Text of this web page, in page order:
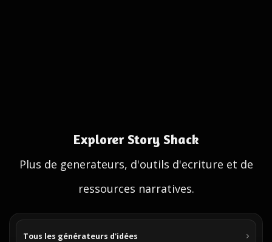
Explorer Story Shack
Plus de generateurs, d'outils d'ecriture et de
ressources narratives.
Tous les générateurs d'idées